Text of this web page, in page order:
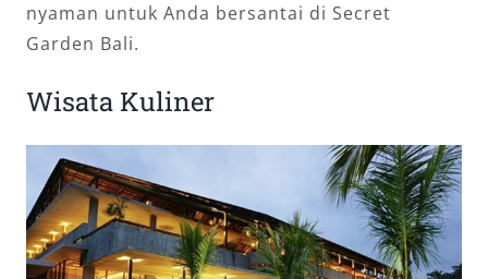
nyaman untuk Anda bersantai di Secret
Garden Bali.
Wisata Kuliner